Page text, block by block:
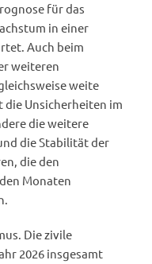
für das
in einer
Auch beim
weiteren
weite
die Unsicherheiten im
die weitere
die Stabilität der
die den
Monaten
Die zivile
2026 insgesamt